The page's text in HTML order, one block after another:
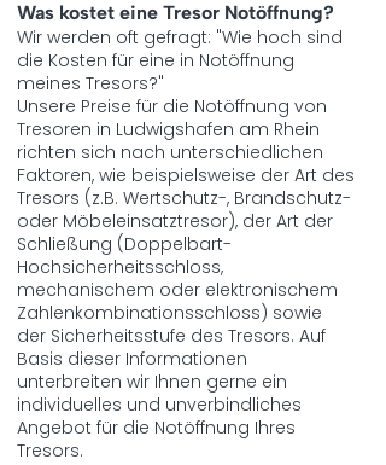
Was kostet eine Tresor Notöffnung?
Wir werden oft gefragt: "Wie hoch sind
die Kosten für eine in Notöffnung
meines Tresors?"
Unsere Preise für die Notöffnung von
Tresoren in Ludwigshafen am Rhein
richten sich nach unterschiedlichen
Faktoren, wie beispielsweise der Art des
Tresors (z.B. Wertschutz-, Brandschutz-
oder Möbeleinsatztresor), der Art der
Schließung (Doppelbart-
Hochsicherheitsschloss,
mechanischem oder elektronischem
Zahlenkombinationsschloss) sowie
der Sicherheitsstufe des Tresors. Auf
Basis dieser Informationen
unterbreiten wir Ihnen gerne ein
individuelles und unverbindliches
Angebot für die Notöffnung Ihres
Tresors.